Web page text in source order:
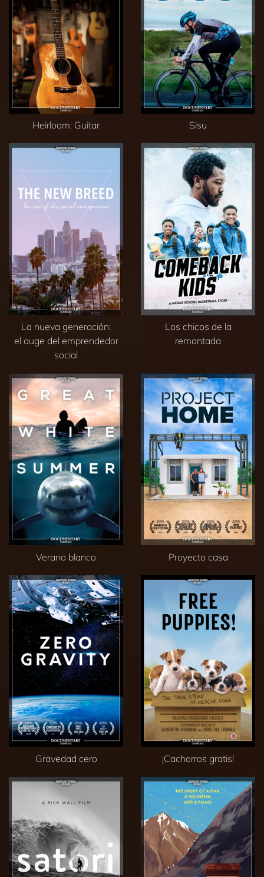
Heirloom: Guitar Sisu
La nueva generación:
el auge del emprendedor
social
Los chicos de la
remontada
Verano blanco Proyecto casa
Gravedad cero ¡Cachorros gratis!